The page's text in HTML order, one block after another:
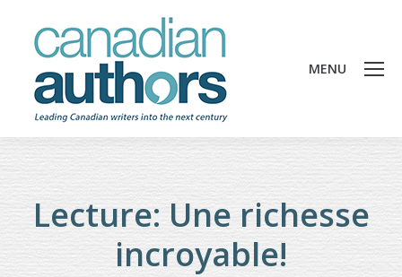
MENU
Lecture: Une richesse
incroyable!